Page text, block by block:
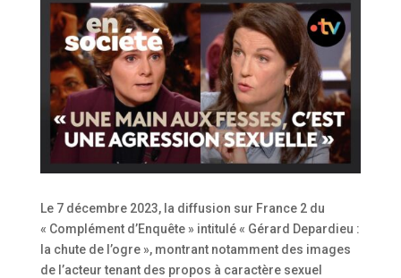
Le 7 décembre 2023, la diffusion sur France 2 du
« Complément d’Enquête » intitulé « Gérard Depardieu :
la chute de l’ogre », montrant notamment des images
de l’acteur tenant des propos à caractère sexuel